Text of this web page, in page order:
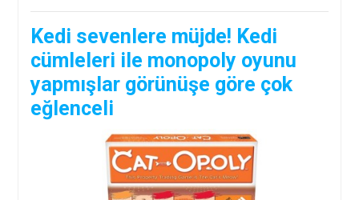
Kedi sevenlere müjde! Kedi
cümleleri ile monopoly oyunu
yapmışlar görünüşe göre çok
eğlenceli